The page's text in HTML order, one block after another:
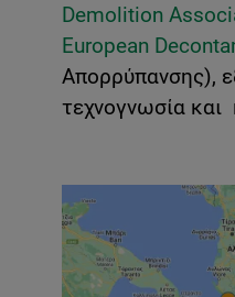
Demolition
European
Απορρύπανσης),
τεχνογνωσία